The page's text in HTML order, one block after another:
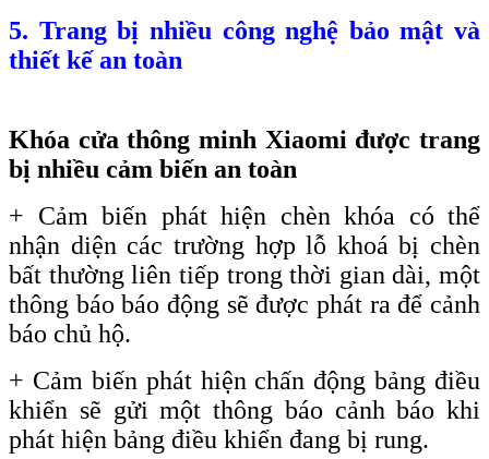
5. Trang bị nhiều công nghệ bảo mật và
thiết kế an toàn
Khóa cửa thông minh Xiaomi được trang
bị nhiều cảm biến an toàn
+ Cảm biến phát hiện chèn khóa có thể
nhận diện các trường hợp lỗ khoá bị chèn
bất thường liên tiếp trong thời gian dài, một
thông báo báo động sẽ được phát ra để cảnh
báo chủ hộ.
+ Cảm biến phát hiện chấn động bảng điều
khiển sẽ gửi một thông báo cảnh báo khi
phát hiện bảng điều khiển đang bị rung.